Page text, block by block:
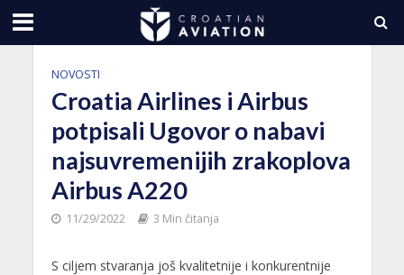
NOVOSTI
Croatia Airlines i Airbus
potpisali Ugovor o nabavi
najsuvremenijih zrakoplova
Airbus A220
11/29/2022 3 Min čitanja
S ciljem stvaranja još kvalitetnije i konkurentnije